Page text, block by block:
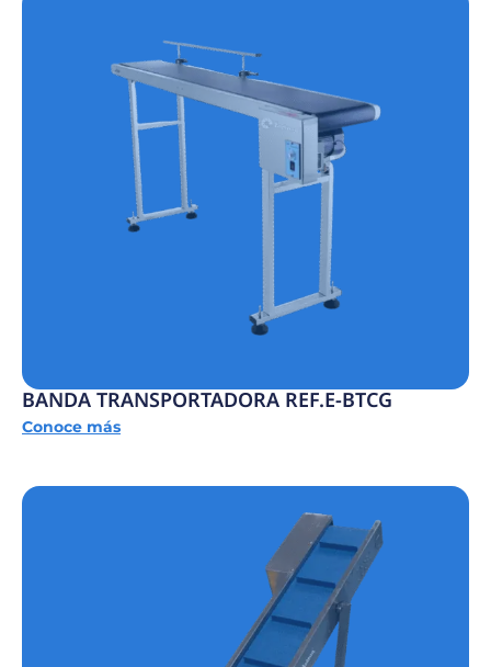
BANDA TRANSPORTADORA REF.E-BTCG
Conoce más